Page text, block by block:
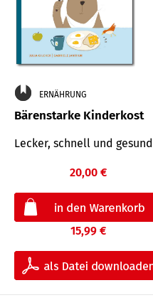
ERNÄHRUNG
Bärenstarke Kinderkost
Lecker, schnell und gesund
20,00 €
15,99 €